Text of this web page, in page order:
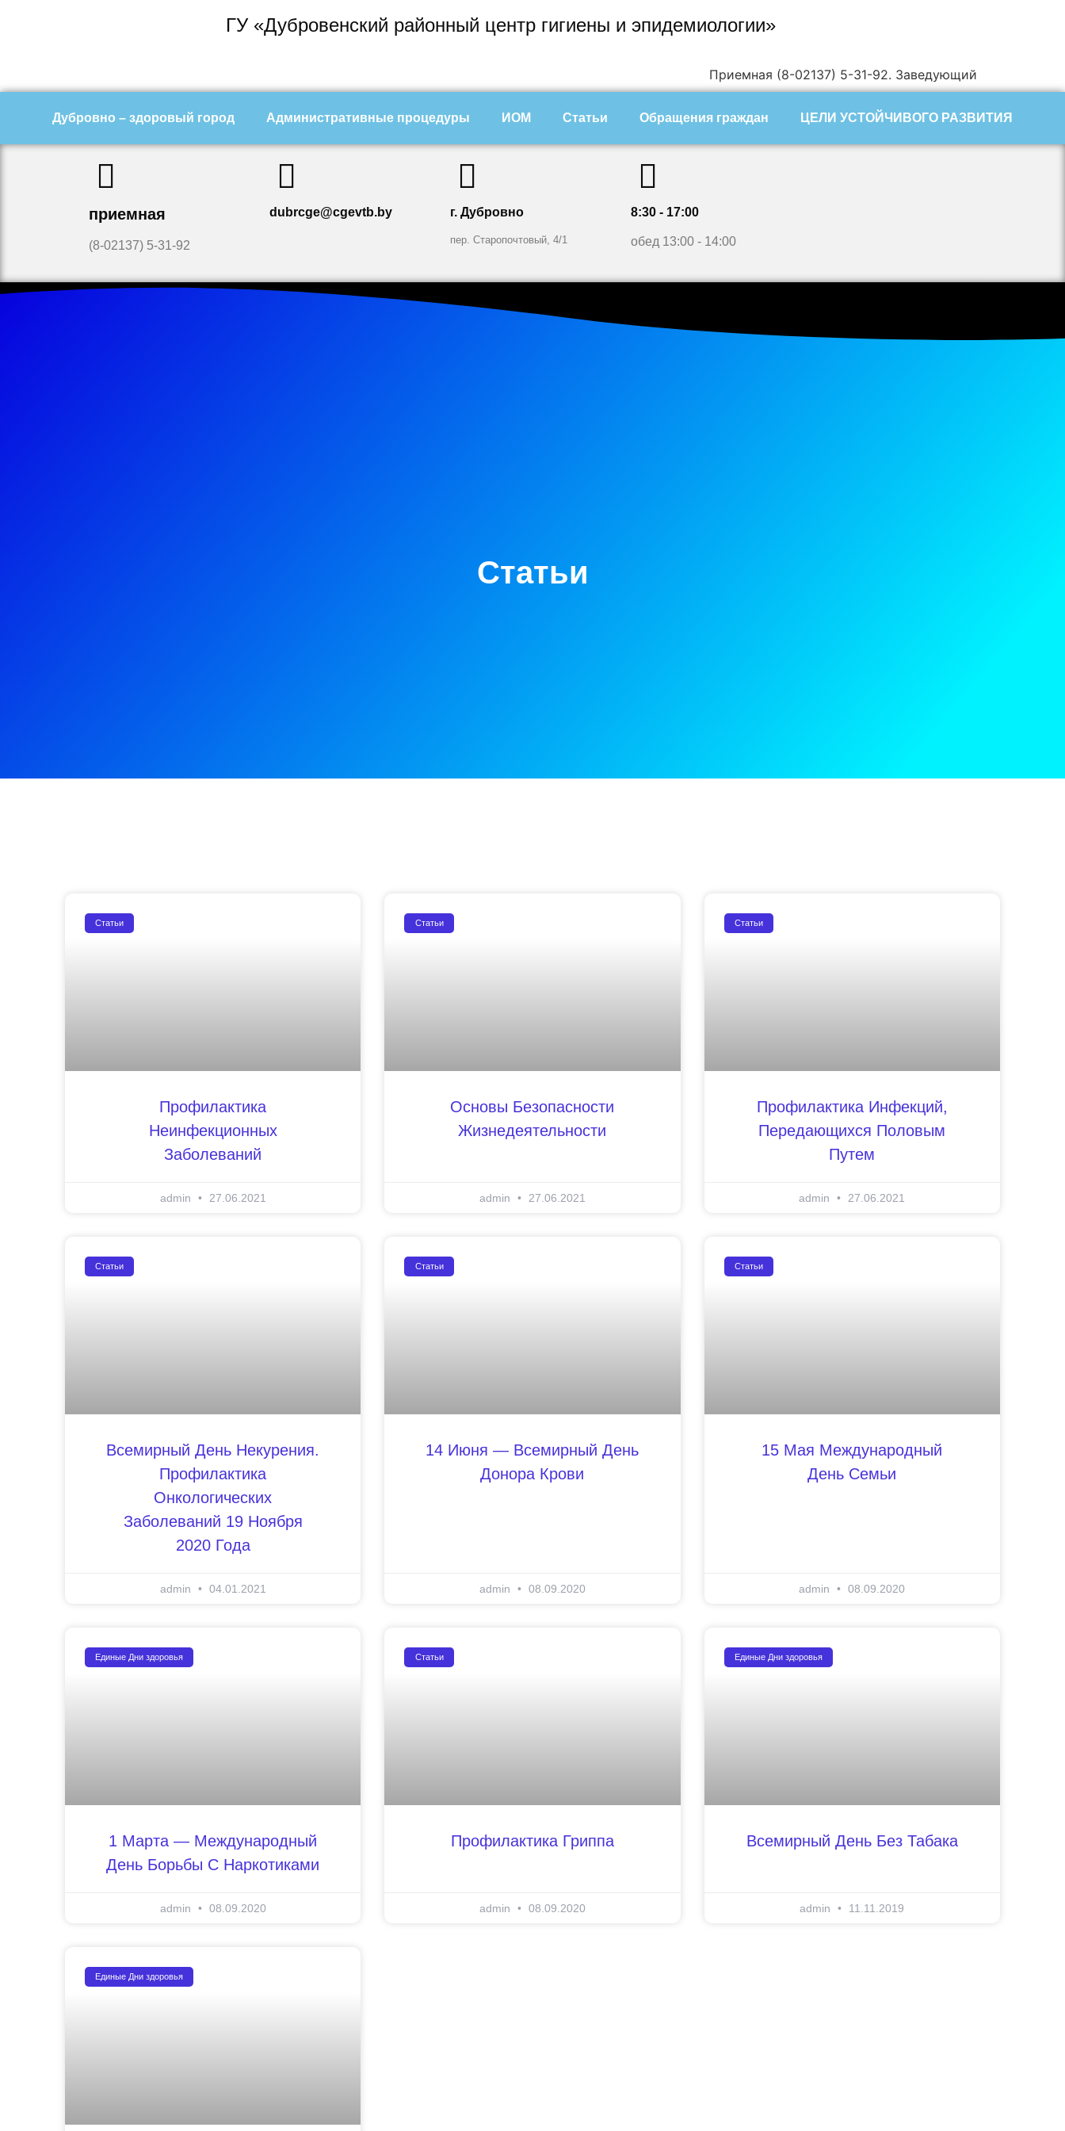
ГУ «Дубровенский районный центр гигиены и эпидемиологии»
Приемная (8-02137) 5-31-92. Заведующий сан-эпид отделом
Дубровно – здоровый город Административные процедуры ИОМ Статьи Обращения граждан ЦЕЛИ УСТОЙЧИВОГО РАЗВИТИЯ
приемная
(8-02137) 5-31-92
dubrcge@cgevtb.by г. Дубровно
пер. Старопочтовый, 4/1
8:30 - 17:00
обед 13:00 - 14:00
Статьи
Статьи
Профилактика
Неинфекционных
Заболеваний
admin 27.06.2021
Статьи
Основы Безопасности
Жизнедеятельности
admin 27.06.2021
Статьи
Профилактика Инфекций,
Передающихся Половым
Путем
admin 27.06.2021
Статьи
Всемирный День Некурения.
Профилактика
Онкологических
Заболеваний 19 Ноября
2020 Года
admin 04.01.2021
Статьи
14 Июня — Всемирный День
Донора Крови
admin 08.09.2020
Статьи
15 Мая Международный
День Семьи
admin 08.09.2020
Единые Дни здоровья
1 Марта — Международный
День Борьбы С Наркотиками
admin 08.09.2020
Статьи
Профилактика Гриппа
admin 08.09.2020
Единые Дни здоровья
Всемирный День Без Табака
admin 11.11.2019
Единые Дни здоровья